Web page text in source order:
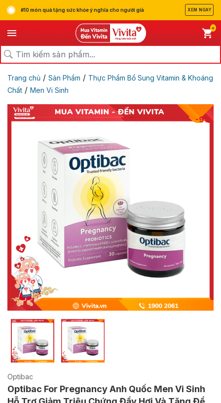
#10 món quà tặng sức khỏe ý nghĩa cho người già XEM NGAY
0
Trang chủ / Sản Phẩm / Thực Phẩm Bổ Sung Vitamin & Khoáng
Chất / Men Vi Sinh
-9%
Optibac
Optibac For Pregnancy Anh Quốc Men Vi Sinh